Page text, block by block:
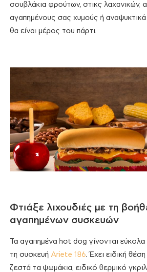
σουβλάκια φρούτων, στικς λαχανικών,
αγαπημένους σας χυμούς ή αναψυκτικά
θα είναι μέρος του πάρτι.
Φτιάξε λιχουδιές με τη
αγαπημένων συσκευών
Τα αγαπημένα hot dog γίνονται
τη συσκευή Ariete 186. Έχει ειδική
ζεστά τα ψωμάκια, ειδικό θερμικό